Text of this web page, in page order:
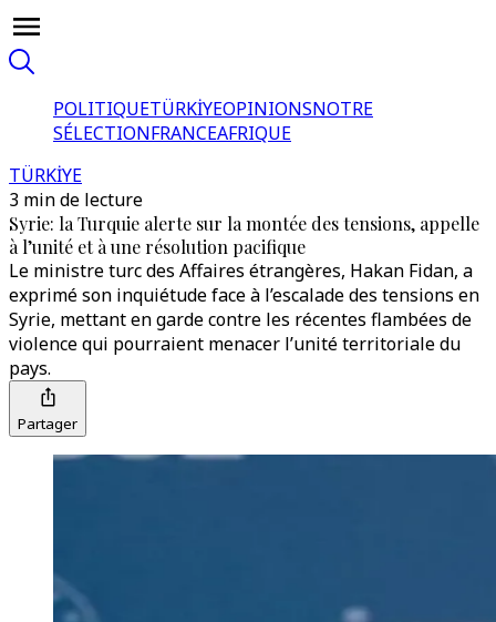
POLITIQUETÜRKİYEOPINIONSNOTRE
SÉLECTIONFRANCEAFRIQUE
TÜRKİYE
3 min de lecture
Syrie: la Turquie alerte sur la montée des tensions, appelle
à l’unité et à une résolution pacifique
Le ministre turc des Affaires étrangères, Hakan Fidan, a
exprimé son inquiétude face à l’escalade des tensions en
Syrie, mettant en garde contre les récentes flambées de
violence qui pourraient menacer l’unité territoriale du
pays.
Partager